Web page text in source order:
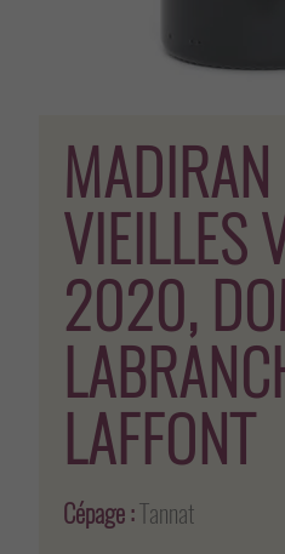
MADIRAN
VIEILLES
2020,
LAFFONT
Cépage :Tannat